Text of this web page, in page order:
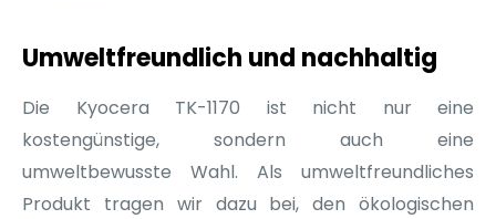
Umweltfreundlich und nachhaltig
Die Kyocera TK-1170 ist nicht nur eine
kostengünstige, sondern auch eine
umweltbewusste Wahl. Als umweltfreundliches
Produkt tragen wir dazu bei, den ökologischen